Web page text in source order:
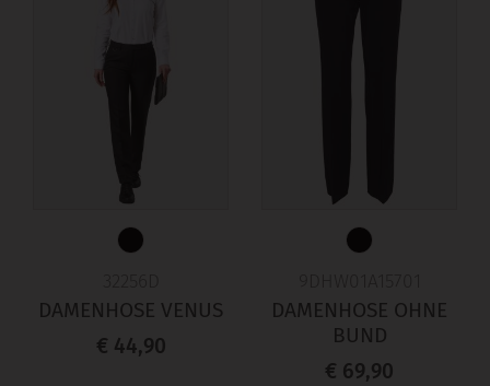
DAMENHOSE VENUS
€ 44,90
DAMENHOSE OHNE
BUND
€ 69,90